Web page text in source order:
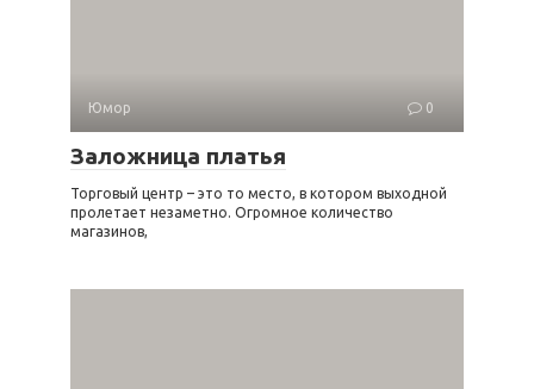
Юмор 0
Заложница платья
Торговый центр – это то место, в котором выходной
пролетает незаметно. Огромное количество
магазинов,